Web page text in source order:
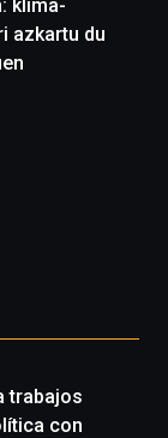
klima-
azkartu du
trabajos
con